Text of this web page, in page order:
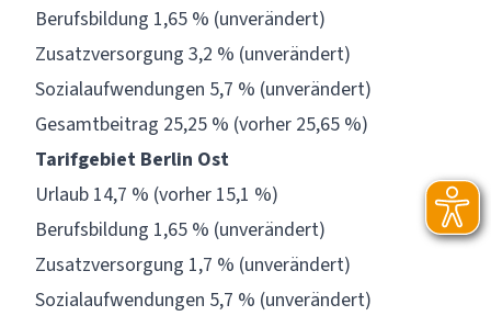
Berufsbildung 1,65 % (unverändert)
Zusatzversorgung 3,2 % (unverändert)
Sozialaufwendungen 5,7 % (unverändert)
Gesamtbeitrag 25,25 % (vorher 25,65 %)
Tarifgebiet Berlin Ost
Urlaub 14,7 % (vorher 15,1 %)
Berufsbildung 1,65 % (unverändert)
Zusatzversorgung 1,7 % (unverändert)
Sozialaufwendungen 5,7 % (unverändert)